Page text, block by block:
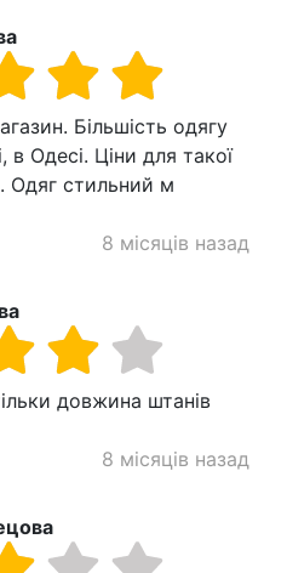
Більшість одягу
в Одесі. Ціни для такої
Одяг стильний м
8 місяців назад
довжина штанів
8 місяців назад